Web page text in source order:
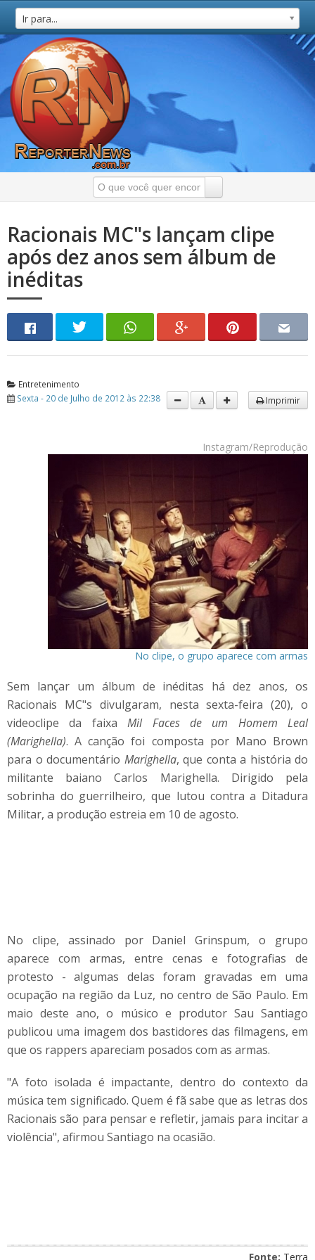
Ir para...
Racionais MC"s lançam clipe
após dez anos sem álbum de
inéditas
Entretenimento
Sexta - 20 de Julho de 2012 às 22:38
Imprimir
Instagram/Reprodução
No clipe, o grupo aparece com armas
Sem lançar um álbum de inéditas há dez anos, os
Racionais MC"s divulgaram, nesta sexta-feira (20), o
videoclipe da faixaMil Faces de um Homem Leal
(Marighella). A canção foi composta por Mano Brown
para o documentário Marighella, que conta a história do
militante baiano Carlos Marighella. Dirigido pela
sobrinha do guerrilheiro, que lutou contra a Ditadura
Militar, a produção estreia em 10 de agosto.
No clipe, assinado por Daniel Grinspum, o grupo
aparece com armas, entre cenas e fotografias de
protesto - algumas delas foram gravadas em uma
ocupação na região da Luz, no centro de São Paulo. Em
maio deste ano, o músico e produtor Sau Santiago
publicou uma imagem dos bastidores das filmagens, em
que os rappers apareciam posados com as armas.
"A foto isolada é impactante, dentro do contexto da
música tem significado. Quem é fã sabe que as letras dos
Racionais são para pensar e refletir, jamais para incitar a
violência", afirmou Santiago na ocasião.
Fonte: Terra